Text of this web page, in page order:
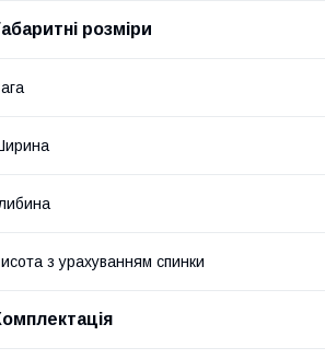
розміри
з урахуванням спинки